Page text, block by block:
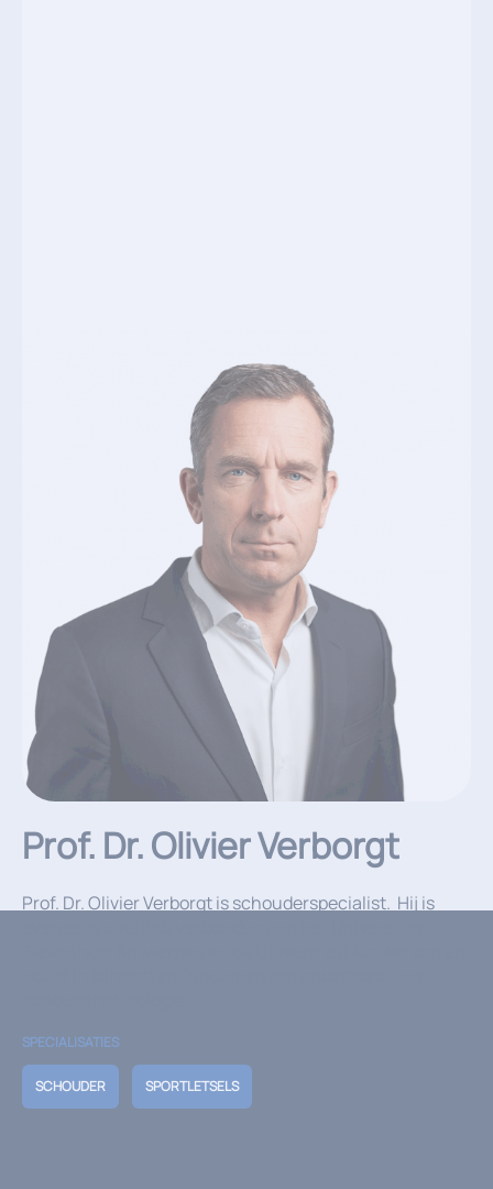
Prof. Dr. Olivier Verborgt
Prof. Dr. Olivier Verborgt is schouderspecialist. Hij is
SPECIALISATIES
SCHOUDER SPORTLETSELS